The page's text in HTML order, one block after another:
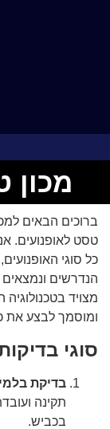
מכון
ברוכים הבאים
טסט לאופנועים.
כל סוגי
הנדרשים ונמצאים
מצויד
ומוסמך לבצע את
סוגי
בדיקת
תקינה
בכביש.